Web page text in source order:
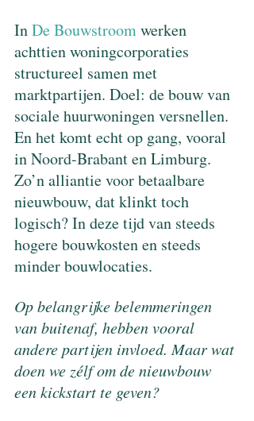
In De Bouwstroom werken
achttien woningcorporaties
structureel samen met
marktpartijen. Doel: de bouw van
sociale huurwoningen versnellen.
En het komt echt op gang, vooral
in Noord-Brabant en Limburg.
Zo’n alliantie voor betaalbare
nieuwbouw, dat klinkt toch
logisch? In deze tijd van steeds
hogere bouwkosten en steeds
minder bouwlocaties.
Op belangrijke belemmeringen
van buitenaf, hebben vooral
andere partijen invloed. Maar wat
doen we zélf om de nieuwbouw
een kickstart te geven?